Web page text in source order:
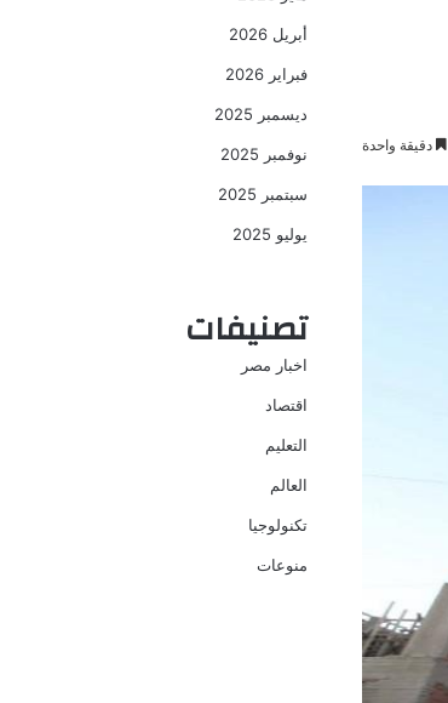
دقيقة واحدة
أبريل 2026
فبراير 2026
ديسمبر 2025
نوفمبر 2025
سبتمبر 2025
يوليو 2025
تصنيفات
اخبار مصر
اقتصاد
التعليم
العالم
تكنولوجيا
منوعات